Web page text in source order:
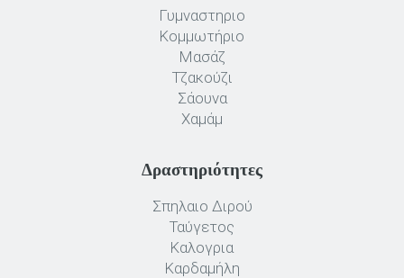
Γυμναστηριο
Κομμωτήριο
Μασάζ
Τζακούζι
Σάουνα
Χαμάμ
Δραστηριότητες
Σπηλαιο Διρού
Ταύγετος
Καλογρια
Καρδαμήλη